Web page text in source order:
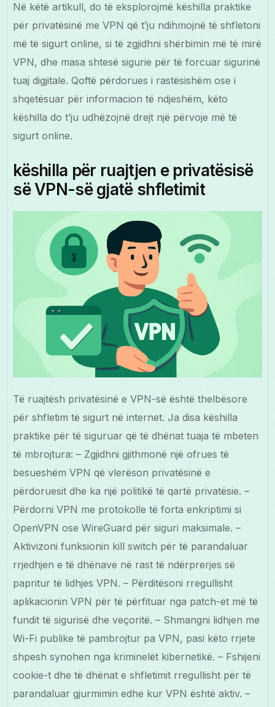
Në këtë artikull, do të eksplorojmë këshilla praktike
për privatësinë me VPN që t’ju ndihmojnë të shfletoni
më të sigurt online, si të zgjidhni shërbimin më të mirë
VPN, dhe masa shtesë sigurie për të forcuar sigurinë
tuaj digjitale. Qoftë përdorues i rastësishëm ose i
shqetësuar për informacion të ndjeshëm, këto
këshilla do t’ju udhëzojnë drejt një përvoje më të
sigurt online.
këshilla për ruajtjen e privatësisë
së VPN-së gjatë shfletimit
Të ruajtësh privatësinë e VPN-së është thelbësore
për shfletim të sigurt në internet. Ja disa këshilla
praktike për të siguruar që të dhënat tuaja të mbeten
të mbrojtura: – Zgjidhni gjithmonë një ofrues të
besueshëm VPN që vlerëson privatësinë e
përdoruesit dhe ka një politikë të qartë privatësie. –
Përdorni VPN me protokolle të forta enkriptimi si
OpenVPN ose WireGuard për siguri maksimale. –
Aktivizoni funksionin kill switch për të parandaluar
rrjedhjen e të dhënave në rast të ndërprerjes së
papritur të lidhjes VPN. – Përditësoni rregullisht
aplikacionin VPN për të përfituar nga patch-et më të
fundit të sigurisë dhe veçoritë. – Shmangni lidhjen me
Wi-Fi publike të pambrojtur pa VPN, pasi këto rrjete
shpesh synohen nga kriminelët kibernetikë. – Fshijeni
cookie-t dhe të dhënat e shfletimit rregullisht për të
parandaluar gjurmimin edhe kur VPN është aktiv. –